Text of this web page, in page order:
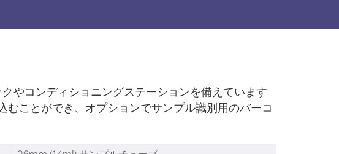
やコンディショニングステーションを備えています
むことができ、オプションでサンプル識別用のバーコ